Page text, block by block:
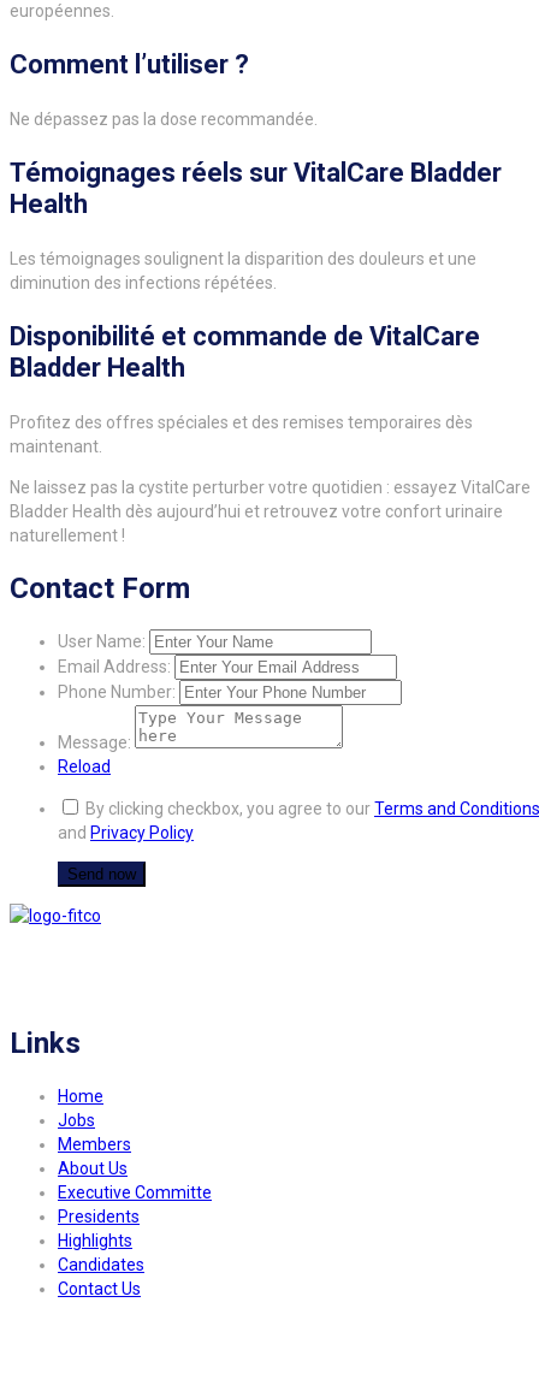
européennes.
Comment l’utiliser ?
Ne dépassez pas la dose recommandée.
Témoignages réels sur VitalCare Bladder
Health
Les témoignages soulignent la disparition des douleurs et une
diminution des infections répétées.
Disponibilité et commande de VitalCare
Bladder Health
Profitez des offres spéciales et des remises temporaires dès
maintenant.
Ne laissez pas la cystite perturber votre quotidien : essayez VitalCare
Bladder Health dès aujourd’hui et retrouvez votre confort urinaire
naturellement !
Contact Form
User Name:
Email Address:
Phone Number:
Message:
Reload
By clicking checkbox, you agree to ourTerms and Conditions
and Privacy Policy
Links
Home
Jobs
Members
About Us
Executive Committe
Presidents
Highlights
Candidates
Contact Us